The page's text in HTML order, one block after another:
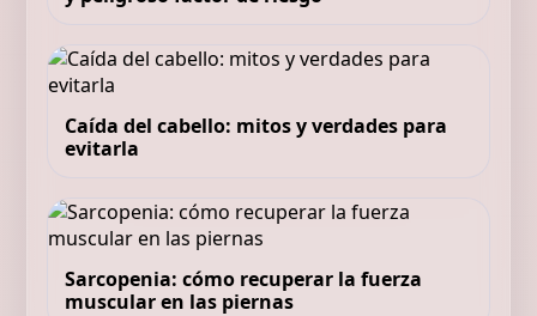
Caída del cabello: mitos y verdades para
evitarla
Sarcopenia: cómo recuperar la fuerza
muscular en las piernas